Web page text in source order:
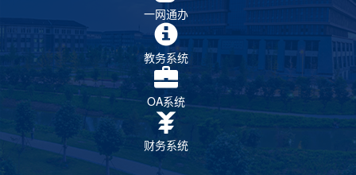
一网通办
教务系统
OA系统
财务系统